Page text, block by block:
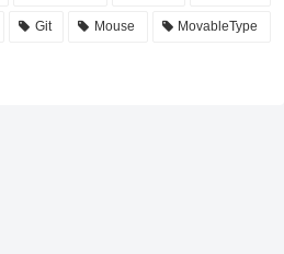
Git Mouse MovableType